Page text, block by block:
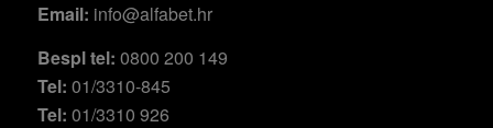
Email: info@alfabet.hr
Bespl tel: 0800 200 149
Tel: 01/3310-845
Tel: 01/3310 926